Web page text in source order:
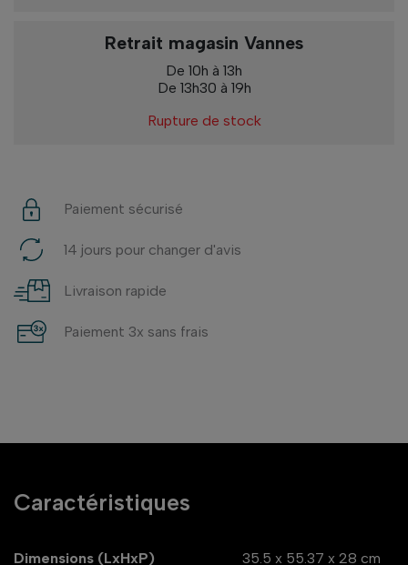
Retrait magasin Vannes
De 10h à 13h
De 13h30 à 19h
Rupture de stock
Paiement sécurisé
14 jours pour changer d'avis
Livraison rapide
Paiement 3x sans frais
Caractéristiques
Dimensions (LxHxP) 35.5 x 55.37 x 28 cm